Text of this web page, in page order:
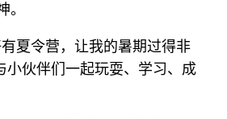
夏令营，让我的暑期过得非
小伙伴们一起玩耍、学习、成